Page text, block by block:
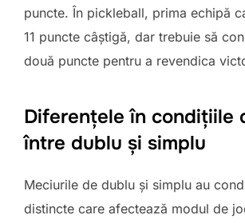
puncte. În pickleball, prima echipă
11 puncte câștigă, dar trebuie să
două puncte pentru a revendica
Diferențele în condițiile
între dublu și simplu
Meciurile de dublu și simplu au
distincte care afectează modul de